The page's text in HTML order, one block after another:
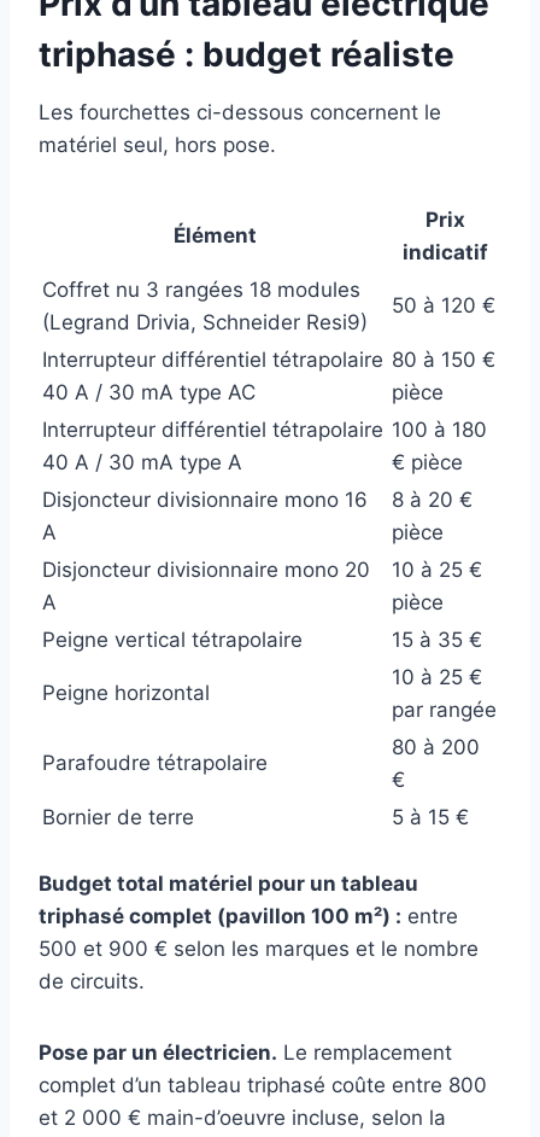
triphasé : budget réaliste
Les fourchettes ci-dessous concernent le
matériel seul, hors pose.
Élément
Prix
indicatif
Coffret nu 3 rangées 18 modules
(Legrand Drivia, Schneider Resi9)
50 à 120 €
Interrupteur différentiel tétrapolaire
40 A / 30 mA type AC
80 à 150 €
pièce
Interrupteur différentiel tétrapolaire
40 A / 30 mA type A
100 à 180
€ pièce
Disjoncteur divisionnaire mono 16
A
8 à 20 €
pièce
Disjoncteur divisionnaire mono 20
A
10 à 25 €
pièce
Peigne vertical tétrapolaire
15 à 35 €
Peigne horizontal
10 à 25 €
par rangée
Parafoudre tétrapolaire
80 à 200
€
Bornier de terre
5 à 15 €
Budget total matériel pour un tableau
triphasé complet (pavillon 100 m²) : entre
500 et 900 € selon les marques et le nombre
de circuits.
Pose par un électricien. Le remplacement
complet d’un tableau triphasé coûte entre 800
et 2 000 € main-d’oeuvre incluse, selon la